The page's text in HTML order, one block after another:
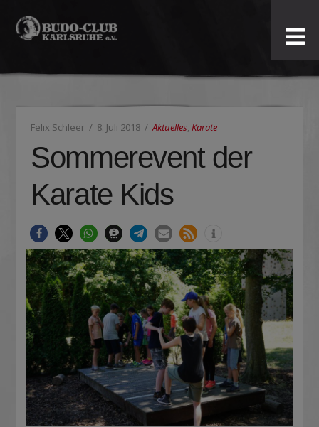
Budo-
Club
Karlsruhe
e.V.
Felix Schleer 8. Juli 2018 Aktuelles, Karate
Sommerevent der
Karate Kids